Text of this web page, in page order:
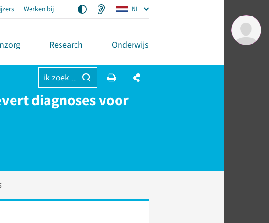
Werken bij NL
Research Onderwijs
ik zoek ...
diagnoses voor